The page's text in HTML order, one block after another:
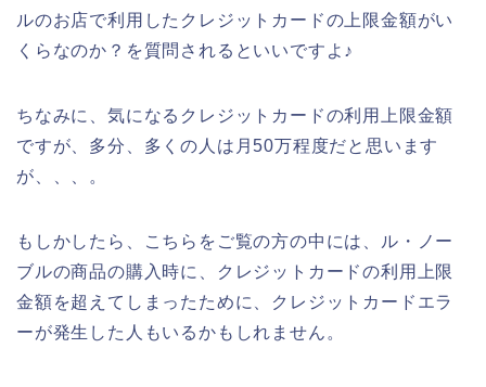
ルのお店で利用したクレジットカードの上限金額がい
くらなのか？を質問されるといいですよ♪
ちなみに、気になるクレジットカードの利用上限金額
ですが、多分、多くの人は月50万程度だと思います
が、、、。
もしかしたら、こちらをご覧の方の中には、ル・ノー
ブルの商品の購入時に、クレジットカードの利用上限
金額を超えてしまったために、クレジットカードエラ
ーが発生した人もいるかもしれません。